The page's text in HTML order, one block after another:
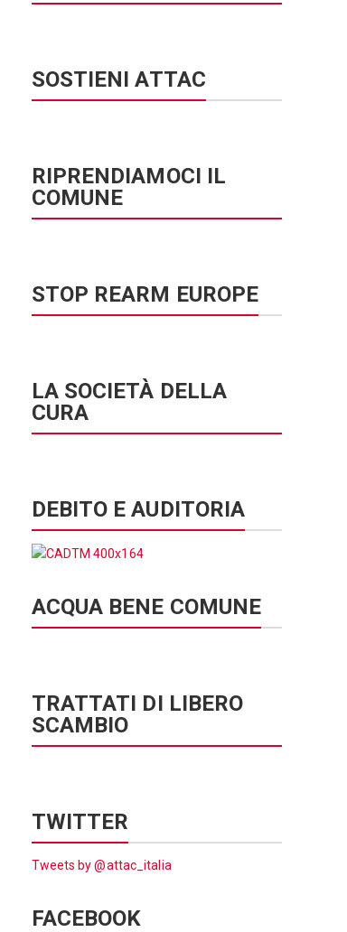
SOSTIENI ATTAC
RIPRENDIAMOCI IL
COMUNE
STOP REARM EUROPE
LA SOCIETÀ DELLA
CURA
DEBITO E AUDITORIA
ACQUA BENE COMUNE
TRATTATI DI LIBERO
SCAMBIO
TWITTER
Tweets by @attac_italia
FACEBOOK